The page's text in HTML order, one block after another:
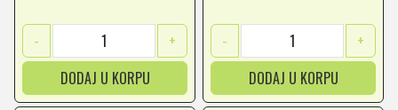
-
+
DODAJ U KORPU
-
+
DODAJ U KORPU